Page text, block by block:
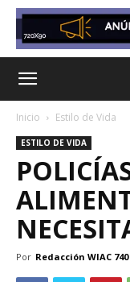
Inicio Estilo de Vida
ESTILO DE VIDA
Por Redacción WIAC